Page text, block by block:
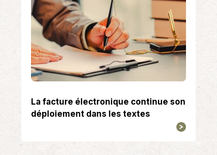
La facture électronique continue son
déploiement dans les textes